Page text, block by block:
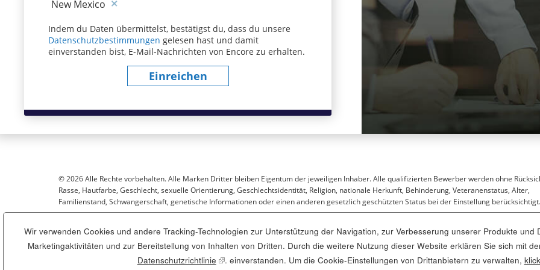
New Mexico
Indem du Daten übermittelst, bestätigst du, dass du unsere
Datenschutzbestimmungen (dieser Inhalt öffnet sich in einem neuen Fenster)
gelesen hast und damit
einverstanden bist, E-Mail-Nachrichten von Encore zu erhalten.
Einreichen
© 2026 Alle Rechte vorbehalten. Alle Marken Dritter bleiben Eigentum der jeweiligen Inhaber. Alle qualifizierten Bewerber werden ohne
Rasse, Hautfarbe, Geschlecht, sexuelle Orientierung, Geschlechtsidentität, Religion, nationale Herkunft, Behinderung, Veteranenstatus, Alter,
Familienstand, Schwangerschaft, genetische Informationen oder einen anderen gesetzlich geschützten Status bei der Einstellung berücksichtigt.
Sitemap
Wir verwenden Cookies und andere Tracking-Technologien zur Unterstützung der Navigation, zur Verbesserung unserer Produkte
Marketingaktivitäten und zur Bereitstellung von Inhalten von Dritten. Durch die weitere Nutzung dieser Website erklären Sie sich mit
Datenschutzrichtlinie (dieser Inhalt öffnet sich in einem neuen Fenster)
. einverstanden. Um die Cookie-Einstellungen von Drittanbietern zu verwalten,